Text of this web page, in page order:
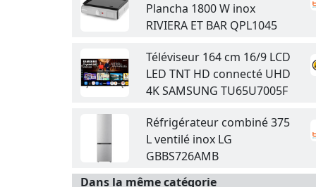
Plancha 1800 W inox
RIVIERA ET BAR QPL1045
Téléviseur 164 cm 16/9 LCD
LED TNT HD connecté UHD
4K SAMSUNG TU65U7005F
Réfrigérateur combiné 375
L ventilé inox LG
GBBS726AMB
Dans la même catégorie